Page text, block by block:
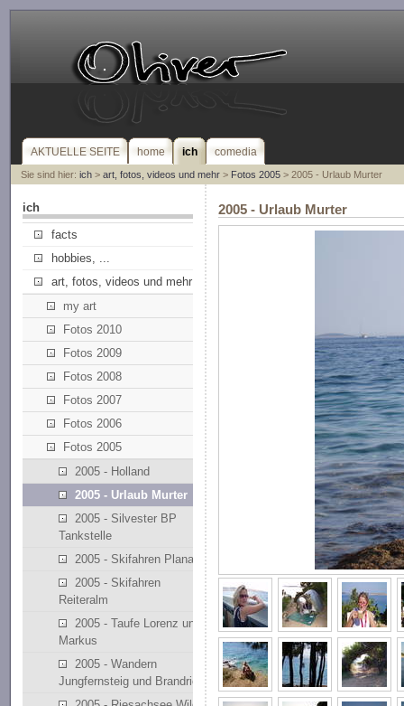
AKTUELLE SEITE home ich comedia
Sie sind hier: ich> art, fotos, videos und mehr> Fotos 2005> 2005 - Urlaub Murter
ich
facts
hobbies, ...
art, fotos, videos und mehr
my art
Fotos 2010
Fotos 2009
Fotos 2008
Fotos 2007
Fotos 2006
Fotos 2005
2005 - Holland
2005 - Urlaub Murter
2005 - Silvester BP
Tankstelle
2005 - Skifahren Planai
2005 - Skifahren
Reiteralm
2005 - Taufe Lorenz und
Markus
2005 - Wandern
Jungfernsteig und Brandriedl
2005 - Urlaub Murter